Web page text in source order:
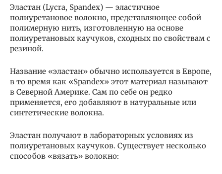
Эластан (Lycra, Spandex) — эластичное
полиуретановое волокно, представляющее собой
полимерную нить, изготовленную на основе
полиуретановых каучуков, сходных по свойствам с
резиной.
Название «эластан» обычно используется в Европе,
в то время как «Spandex» этот материал называют
в Северной Америке. Сам по себе он редко
применяется, его добавляют в натуральные или
синтетические волокна.
Эластан получают в лабораторных условиях из
полиуретановых каучуков. Существует несколько
способов «вязать» волокно: